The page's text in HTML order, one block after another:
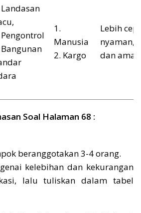
Landasan
Pengontrol
1.
Manusia
2. Kargo
Lebih
nyaman,
dan aman
Soal Halaman 68 :
beranggotakan 3-4 orang.
kelebihan dan kekurangan
lalu tuliskan dalam tabel